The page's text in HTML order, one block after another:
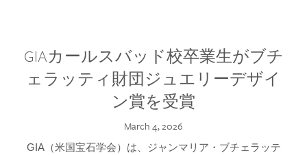
GIAカールスバッド校卒業生がブチ
ェラッティ財団ジュエリーデザイ
ン賞を受賞
March 4, 2026
GIA（米国宝石学会）は、ジャンマリア・ブチェラッテ